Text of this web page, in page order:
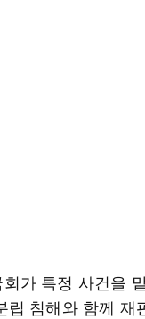
가 특정 사건을
립 침해와 함께 재